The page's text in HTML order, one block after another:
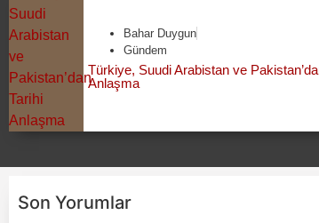
Bahar Duygun
Gündem
Türkiye, Suudi Arabistan ve
Anlaşma
Son Yorumlar